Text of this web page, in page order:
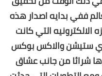
ففي بدايه اصدار هذه
الالكترونيه التي كانت
ستيشن والاكس بوكس
شرائا من جانب عشاق